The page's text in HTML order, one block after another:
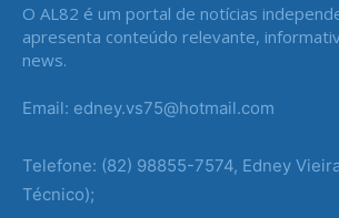
O AL82 é um portal de notícias
apresenta conteúdo relevante,
news.
Email: edney.vs75@hotmail.com
Telefone: (82) 98855-7574, Edney
Técnico);